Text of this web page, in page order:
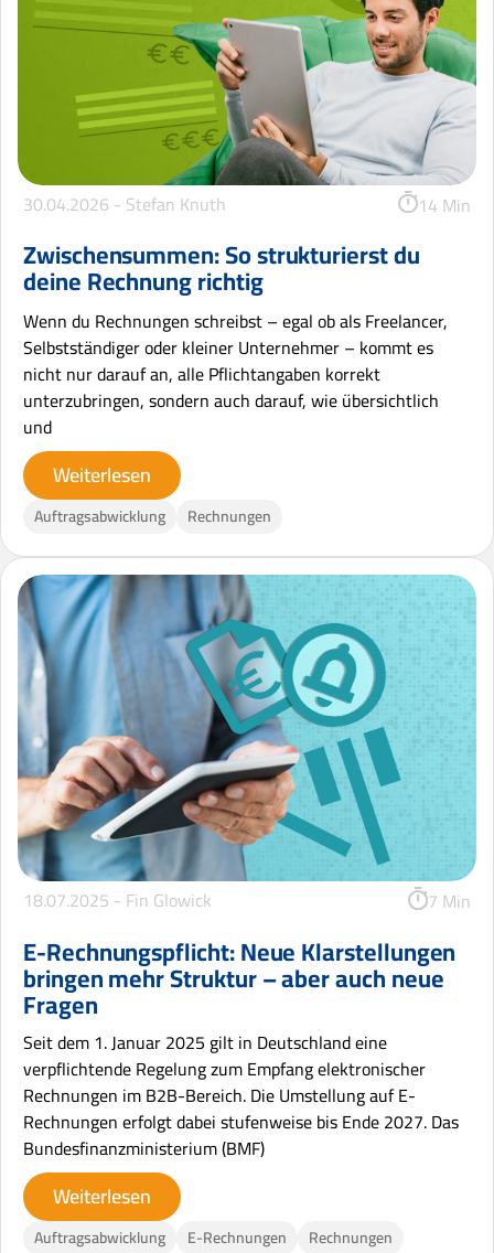
30.04.2026 - Stefan Knuth 14 Min
Zwischensummen: So strukturierst du
deine Rechnung richtig
Wenn du Rechnungen schreibst – egal ob als Freelancer,
Selbstständiger oder kleiner Unternehmer – kommt es
nicht nur darauf an, alle Pflichtangaben korrekt
unterzubringen, sondern auch darauf, wie übersichtlich
und
Weiterlesen
Auftragsabwicklung Rechnungen
18.07.2025 - Fin Glowick 7 Min
E-Rechnungspflicht: Neue Klarstellungen
bringen mehr Struktur – aber auch neue
Fragen
Seit dem 1. Januar 2025 gilt in Deutschland eine
verpflichtende Regelung zum Empfang elektronischer
Rechnungen im B2B-Bereich. Die Umstellung auf E-
Rechnungen erfolgt dabei stufenweise bis Ende 2027. Das
Bundesfinanzministerium (BMF)
Weiterlesen
Auftragsabwicklung E-Rechnungen
Rechnungen